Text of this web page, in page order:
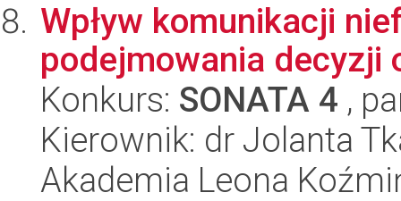
Wpływ komunikacji
podejmowania decyzji
Konkurs: SONATA 4 ,
Kierownik: dr Jolanta
Akademia Leona